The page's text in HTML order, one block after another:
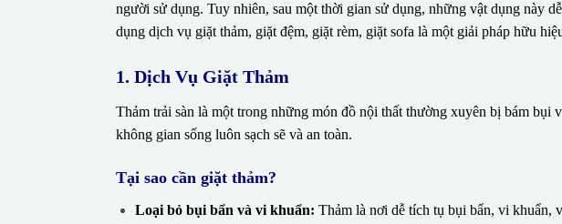
người sử dụng. Tuy nhiên, sau một thời gian sử dụng, những vật dụng này
dụng dịch vụ giặt thảm, giặt đệm, giặt rèm, giặt sofa là một giải pháp hữu
1. Dịch Vụ Giặt Thảm
Thảm trải sàn là một trong những món đồ nội thất thường xuyên bị bám
không gian sống luôn sạch sẽ và an toàn.
Tại sao cần giặt thảm?
Loại bỏ bụi bẩn và vi khuẩn: Thảm là nơi dễ tích tụ bụi bẩn, vi khuẩn,